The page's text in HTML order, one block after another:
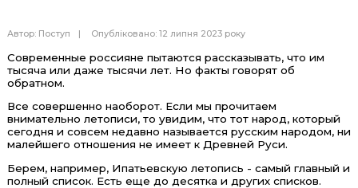
Автор: Поступ Опубліковано: 12 липня 2023 року
Современные россияне пытаются рассказывать, что им
тысяча или даже тысячи лет. Но факты говорят об
обратном.
Все совершенно наоборот. Если мы прочитаем
внимательно летописи, то увидим, что тот народ, который
сегодня и совсем недавно называется русским народом, ни
малейшего отношения не имеет к Древней Руси.
Берем, например, Ипатьевскую летопись - самый главный и
полный список. Есть еще до десятка и других списков.